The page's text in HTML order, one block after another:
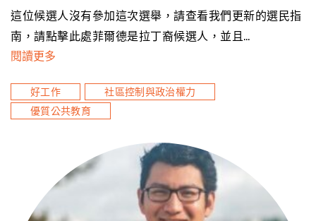
這位候選人沒有參加這次選舉，請查看我們更新的選民指
南，請點擊此處菲爾德是拉丁裔候選人，並且…
閱讀更多
好工作
社區控制與政治權力
優質公共教育